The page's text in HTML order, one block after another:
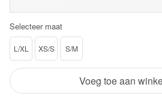
Selecteer maat
L/XL XS/S S/M
Voeg toe aan